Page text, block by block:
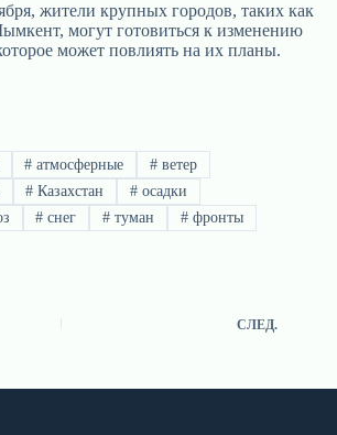
жители крупных городов, таких как
могут готовиться к изменению
может повлиять на их планы.
# атмосферные # ветер
# Казахстан # осадки
# снег # туман # фронты
СЛЕД.